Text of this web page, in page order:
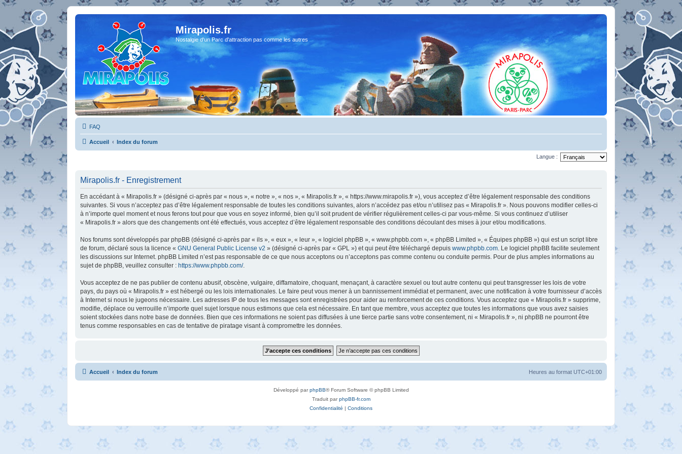
Mirapolis.fr
Nostalgie d'un Parc d'attraction pas comme les autres
FAQ
Accueil Index du forum
Langue :
Mirapolis.fr - Enregistrement
En accédant à « Mirapolis.fr » (désigné ci-après par « nous », « notre », « nos », « Mirapolis.fr », « https://www.mirapolis.fr »), vous acceptez d’être légalement responsable des conditions
suivantes. Si vous n’acceptez pas d’être légalement responsable de toutes les conditions suivantes, alors n’accédez pas et/ou n’utilisez pas « Mirapolis.fr ». Nous pouvons modifier celles-ci
à n’importe quel moment et nous ferons tout pour que vous en soyez informé, bien qu’il soit prudent de vérifier régulièrement celles-ci par vous-même. Si vous continuez d’utiliser
« Mirapolis.fr » alors que des changements ont été effectués, vous acceptez d’être légalement responsable des conditions découlant des mises à jour et/ou modifications.
Nos forums sont développés par phpBB (désigné ci-après par « ils », « eux », « leur », « logiciel phpBB », « www.phpbb.com », « phpBB Limited », « Équipes phpBB ») qui est un script libre
de forum, déclaré sous la licence « GNU General Public License v2 » (désigné ci-après par « GPL ») et qui peut être téléchargé depuis www.phpbb.com . Le logiciel phpBB facilite seulement
les discussions sur Internet. phpBB Limited n’est pas responsable de ce que nous acceptons ou n’acceptons pas comme contenu ou conduite permis. Pour de plus amples informations au
sujet de phpBB, veuillez consulter : https://www.phpbb.com/.
Vous acceptez de ne pas publier de contenu abusif, obscène, vulgaire, diffamatoire, choquant, menaçant, à caractère sexuel ou tout autre contenu qui peut transgresser les lois de votre
pays, du pays où « Mirapolis.fr » est hébergé ou les lois internationales. Le faire peut vous mener à un bannissement immédiat et permanent, avec une notification à votre fournisseur d’accès
à Internet si nous le jugeons nécessaire. Les adresses IP de tous les messages sont enregistrées pour aider au renforcement de ces conditions. Vous acceptez que « Mirapolis.fr » supprime,
modifie, déplace ou verrouille n’importe quel sujet lorsque nous estimons que cela est nécessaire. En tant que membre, vous acceptez que toutes les informations que vous avez saisies
soient stockées dans notre base de données. Bien que ces informations ne soient pas diffusées à une tierce partie sans votre consentement, ni « Mirapolis.fr », ni phpBB ne pourront être
tenus comme responsables en cas de tentative de piratage visant à compromettre les données.
Accueil Index du forum Heures au format UTC+01:00
Développé parphpBB® Forum Software © phpBB Limited
Traduit parphpBB-fr.com
Confidentialité | Conditions